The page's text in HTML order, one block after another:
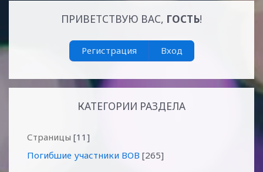
ПРИВЕТСТВУЮ ВАС, ГОСТЬ!
Регистрация Вход
КАТЕГОРИИ РАЗДЕЛА
Страницы [11]
Погибшие участники ВОВ [265]